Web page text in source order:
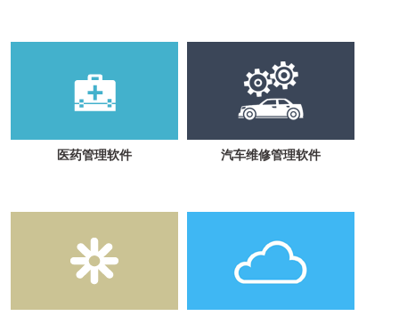
医药管理软件 汽车维修管理软件